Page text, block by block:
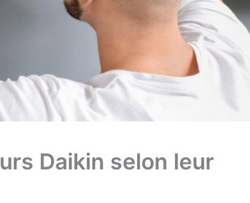
Daikin selon leur